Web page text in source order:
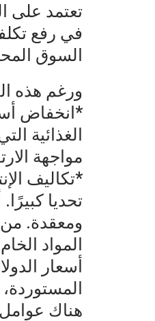
تعتمد على
في رفع
السوق
ورغم هذه
*انخفاض
الغذائية
مواجهة
*تكاليف
تحديا
ومعقدة. من
المواد
أسعار
هناك عوامل